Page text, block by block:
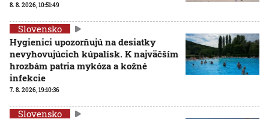
8. 8. 2026, 10:51:49
Slovensko
Hygienici upozorňujú na desiatky
nevyhovujúcich kúpalísk. K najväčším
hrozbám patria mykóza a kožné
infekcie
7. 8. 2026, 19:10:36
Slovensko